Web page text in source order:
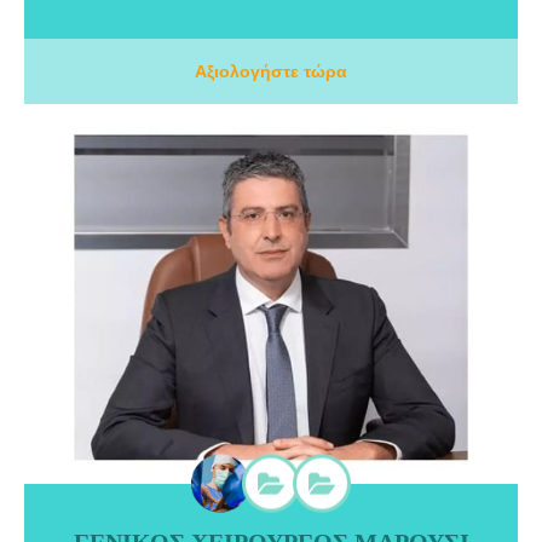
χειρουργικοί ασθενείς θα πρέπει να λαμβάνουν με ασφάλεια,
αποτελεσματικές θεραπείες σύμφωνα με τις ιδιαιτερότητες και τις
ανάγκες τους.
Αξιολογήστε τώρα